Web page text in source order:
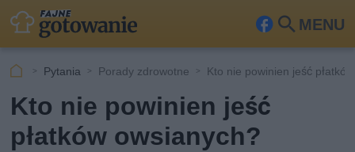
MENU
Fa
ook
Szu
kaj
Pytania Porady zdrowotne Kto nie powinien jeść
Kto nie powinien jeść
płatków owsianych?